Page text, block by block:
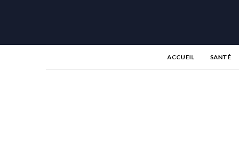
ACCUEIL SANTÉ